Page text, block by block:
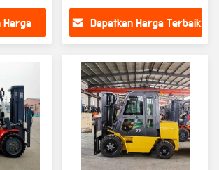
Harga
3500kg Mesin Cina
Dapatkan Harga Terbaik